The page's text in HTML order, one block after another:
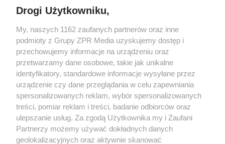
Żaden utwór zamieszczony w serwisie nie może być powielany i
rozpowszechniany lub dalej rozpowszechniany w jakikolwiek sposób (w
tym także elektroniczny lub mechaniczny) na jakimkolwiek polu
eksploatacji w jakiejkolwiek formie, włącznie z umieszczaniem w Internecie
bez pisemnej zgody właściciela praw. Jakiekolwiek użycie lub
wykorzystanie utworów w całości lub w części z naruszeniem prawa, tzn.
bez właściwej zgody, jest zabronione pod groźbą kary i może być ścigane
prawnie.
Drogi Użytkowniku,
My, naszych 1162 zaufanych partnerów oraz inne
podmioty z Grupy ZPR Media uzyskujemy dostęp i
przechowujemy informacje na urządzeniu oraz
przetwarzamy dane osobowe, takie jak unikalne
identyfikatory, standardowe informacje wysyłane przez
urządzenie czy dane przeglądania w celu zapewniania
spersonalizowanych reklam, wybór spersonalizowanych
treści, pomiar reklam i treści, badanie odbiorców oraz
ulepszanie usług. Za zgodą Użytkownika my i Zaufani
Partnerzy możemy używać dokładnych danych
geolokalizacyjnych oraz aktywnie skanować